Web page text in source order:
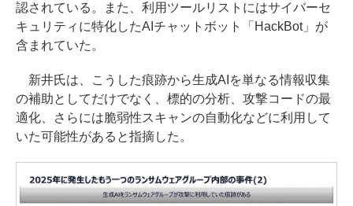
認されている。また、利用ツールリストにはサイバーセ
キュリティに特化したAIチャットボット「HackBot」が
含まれていた。
新井氏は、こうした痕跡から生成AIを単なる情報収集
の補助としてだけでなく、標的の分析、攻撃コードの最
適化、さらには脆弱性スキャンの自動化などに利用して
いた可能性があると指摘した。